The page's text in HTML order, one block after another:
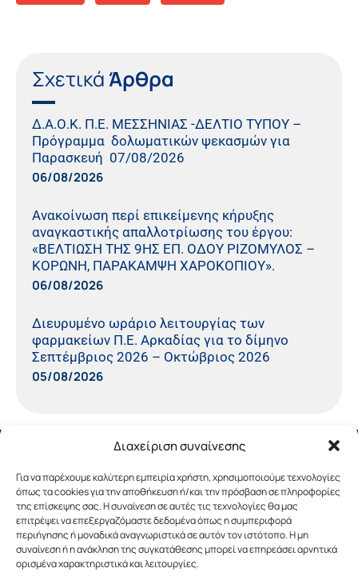
Διαχείριση συναίνεσης
Για να παρέχουμε καλύτερη εμπειρία χρήστη, χρησιμοποιούμε τεχνολογίες
όπως τα cookies για την αποθήκευση ή/και την πρόσβαση σε πληροφορίες
της επίσκεψης σας. Η συναίνεση σε αυτές τις τεχνολογίες θα μας
επιτρέψει να επεξεργαζόμαστε δεδομένα όπως η συμπεριφορά
περιήγησης ή μοναδικά αναγνωριστικά σε αυτόν τον ιστότοπο. Η μη
συναίνεση ή η ανάκληση της συγκατάθεσης μπορεί να επηρεάσει αρνητικά
ορισμένα χαρακτηριστικά και λειτουργίες.
Σχετικά Άρθρα
Δ.Α.Ο.Κ. Π.Ε. ΜΕΣΣΗΝΙΑΣ -ΔΕΛΤΙΟ ΤΥΠΟΥ –
Πρόγραμμα δολωματικών ψεκασμών για
Παρασκευή 07/08/2026
06/08/2026
Ανακοίνωση περί επικείμενης κήρυξης
αναγκαστικής απαλλοτρίωσης του έργου:
«ΒΕΛΤΙΩΣΗ ΤΗΣ 9ΗΣ ΕΠ. ΟΔΟΥ ΡΙΖΟΜΥΛΟΣ –
ΚΟΡΩΝΗ, ΠΑΡΑΚΑΜΨΗ ΧΑΡΟΚΟΠΙΟΥ».
06/08/2026
Διευρυμένο ωράριο λειτουργίας των
φαρμακείων Π.Ε. Αρκαδίας για το δίμηνο
Σεπτέμβριος 2026 – Οκτώβριος 2026
05/08/2026